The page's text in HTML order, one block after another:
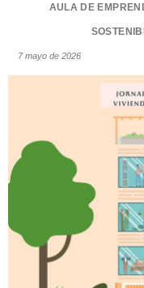
AULA DE
7 mayo de 2026